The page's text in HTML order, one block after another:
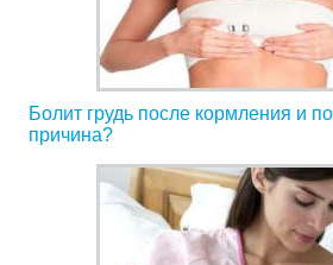
Болит грудь после кормления и
причина?